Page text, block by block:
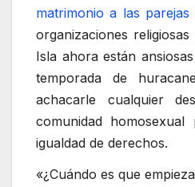
matrimonio a las parejas
organizaciones
Isla ahora están
temporada de
achacarle cualquier
comunidad
igualdad de derechos.
«¿Cuándo es que